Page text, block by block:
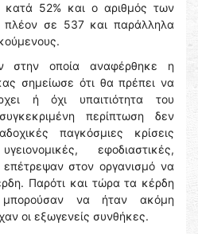
κατά 52% και ο αριθμός των
πλέον σε 537 και παράλληλα
στην οποία αναφέρθηκε η
σημείωσε ότι θα πρέπει να
ή όχι υπαιτιότητα του
περίπτωση δεν
παγκόσμιες κρίσεις
εφοδιαστικές,
στον οργανισμό να
Παρότι και τώρα τα κέρδη
μπορούσαν να ήταν ακόμη
οι εξωγενείς συνθήκες.